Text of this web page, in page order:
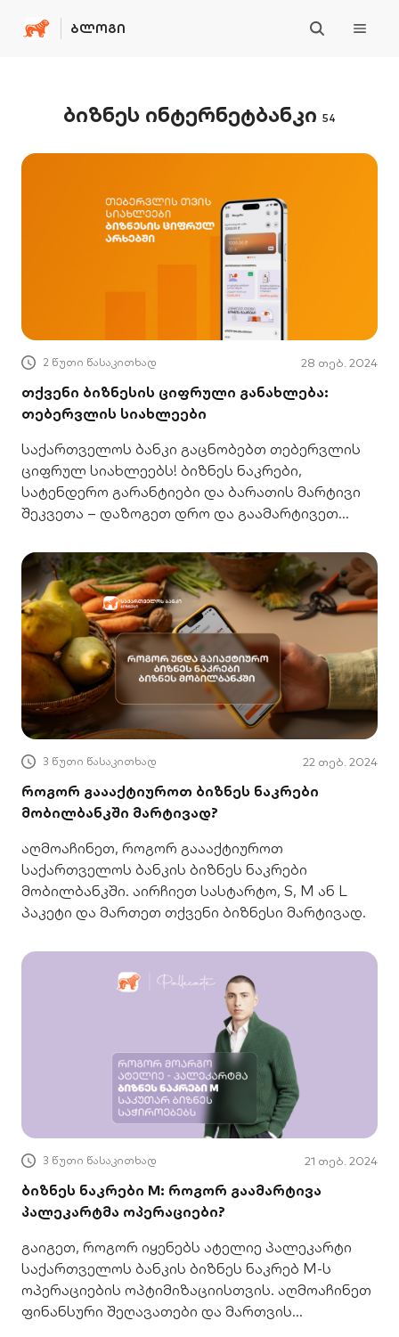
ᲑᲚᲝᲒᲘ
ბიზნეს ინტერნეტბანკი 54
2 წუთი წასაკითხად 28 თებ. 2024
თქვენი ბიზნესის ციფრული განახლება:
თებერვლის სიახლეები
საქართველოს ბანკი გაცნობებთ თებერვლის
ციფრულ სიახლეებს! ბიზნეს ნაკრები,
სატენდერო გარანტიები და ბარათის მარტივი
შეკვეთა – დაზოგეთ დრო და გაამარტივეთ
3 წუთი წასაკითხად 22 თებ. 2024
როგორ გაააქტიუროთ ბიზნეს ნაკრები
მობილბანკში მარტივად?
აღმოაჩინეთ, როგორ გაააქტიუროთ
საქართველოს ბანკის ბიზნეს ნაკრები
მობილბანკში. აირჩიეთ სასტარტო, S, M ან L
პაკეტი და მართეთ თქვენი ბიზნესი მარტივად.
3 წუთი წასაკითხად 21 თებ. 2024
ბიზნეს ნაკრები M: როგორ გაამარტივა
პალეკარტმა ოპერაციები?
გაიგეთ, როგორ იყენებს ატელიე პალეკარტი
საქართველოს ბანკის ბიზნეს ნაკრებ M-ს
ოპერაციების ოპტიმიზაციისთვის. აღმოაჩინეთ
ფინანსური შეღავათები და მართვის